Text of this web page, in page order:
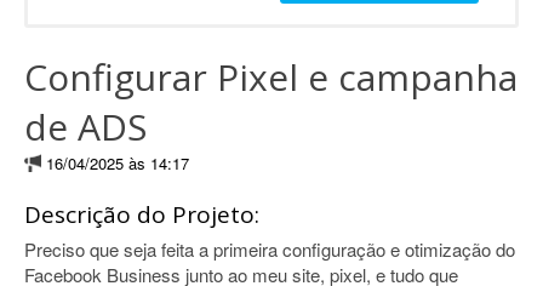
Configurar Pixel e campanha
de ADS
16/04/2025 às 14:17
Descrição do Projeto:
Preciso que seja feita a primeira configuração e otimização do
Facebook Business junto ao meu site, pixel, e tudo que